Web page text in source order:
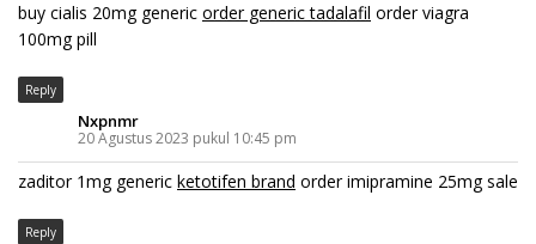
buy cialis 20mg generic order generic tadalafil order viagra
100mg pill
Reply
Nxpnmr
20 Agustus 2023 pukul 10:45 pm
zaditor 1mg generic ketotifen brand order imipramine 25mg sale
Reply